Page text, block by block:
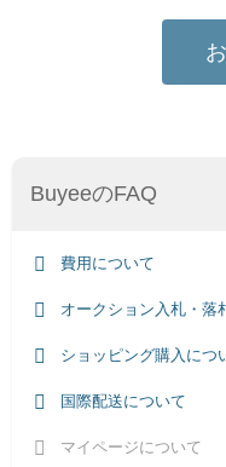
BuyeeのFAQ
費用について
オークション入札・落
ショッピング購入につ
国際配送について
マイページについて